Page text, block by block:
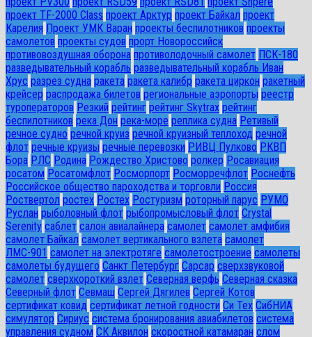
проект TF-2000 Class проект Арктур проект Байкал проект
Карелия Проект УМК Варан проекты беспилотников проекты
самолетов проекты судов прорт Новороссийск
противовоздушная оборона противолодочный самолет ПСК-180
разведывательный корабль разведывательный корабль Иван
Хрус разрез судна ракета ракета калибр ракета циркон ракетный
крейсер распродажа билетов региональные аэропорты реестр
туроператоров Резкий рейтинг рейтинг Skytrax рейтинг
беспилотников река Дон река-море реплика судна Ретивый
речное судно речной круиз речной круизный теплоход речной
флот речные круизы речные перевозки РИВЦ Пулково РКВП
Бора РЛС Родина Рождество Христово ролкер Росавиация
росатом Росатомфлот Росморпорт Росморречфлот Роснефть
Российское общество пароходства и торговли Россия
Роствертол ростех Ростех Ростуризм роторный парус РУМО
Руслан рыболовный флот рыбопромысловый флот Сrystal
Serenity саблет салон авиалайнера самолет самолет амфибия
самолет Байкал самолет вертикального взлета самолет
ЛМС-901 самолет на электротяге самолетостроение самолеты
самолеты будущего Санкт Петербург Сарсар сверхзвуковой
самолет сверхкороткий взлет Северная верфь Северная сказка
Северный флот Севмаш Сергей Дягилев Сергей Котов
сертификат ковид сертификат летной годности Си Тех СибНИА
симулятор Сириус система бронирования авиабилетов система
управления судном СК Аквилон скоростной катамаран слом